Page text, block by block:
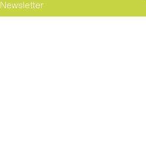
Newsletter